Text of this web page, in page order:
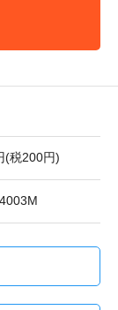
(税200円)